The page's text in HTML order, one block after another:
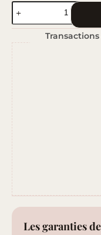
de
à
Stockholm
Les garanties